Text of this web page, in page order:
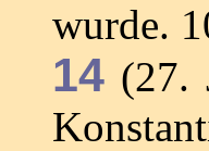
wurde.
14 (27.